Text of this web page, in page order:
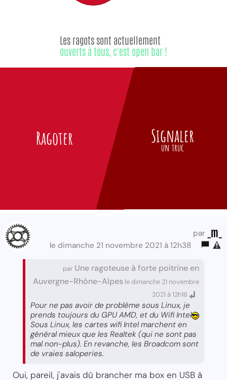
Ragoter
Les ragots sont actuellement
ouverts à tous, c'est open bar !
Signaler
un truc
par _m_
le dimanche 21 novembre 2021 à 12h38
par Une ragoteuse à forte poitrine en
Auvergne-Rhône-Alpes le dimanche 21 novembre
2021 à 12h16
Pour ne pas avoir de problème sous Linux, je
prends toujours du GPU AMD, et du Wifi Intel
Sous Linux, les cartes wifi Intel marchent en
général mieux que les Realtek (qui ne sont pas
mal non-plus). En revanche, les Broadcom sont
de vraies saloperies.
Oui, pareil, j'avais dû brancher ma box en USB à